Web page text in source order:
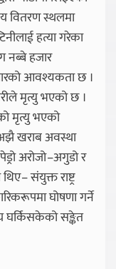
वितरण स्थलमा
हत्या गरेका
नब्बे हजार
आवश्यकता छ ।
मृत्यु भएको छ ।
मृत्यु भएको
खराब अवस्था
अरोजो–अगुडो र
संयुक्त राष्ट्र
घोषणा गर्ने
सङ्केत